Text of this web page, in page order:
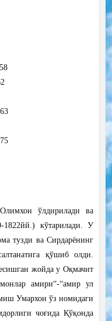
ўлдирилади ва
1822йй.) кўтарилади. У
тузди ва Сирдарёнинг
қўшиб олди.
жойда у Оқмачит
амири“-“амир ул
Умархон ўз номидаги
чоғида Қўқонда